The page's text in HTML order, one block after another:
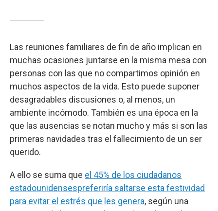
Las reuniones familiares de fin de año implican en
muchas ocasiones juntarse en la misma mesa con
personas con las que no compartimos opinión en
muchos aspectos de la vida. Esto puede suponer
desagradables discusiones o, al menos, un
ambiente incómodo. También es una época en la
que las ausencias se notan mucho y más si son las
primeras navidades tras el fallecimiento de un ser
querido.
A ello se suma que el 45% de los ciudadanos
estadounidensespreferiría saltarse esta festividad
para evitar el estrés que les genera, según una